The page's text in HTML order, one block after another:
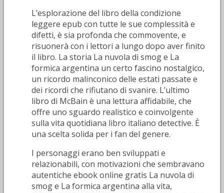
L’esplorazione del libro della condizione
leggere epub con tutte le sue complessità e
difetti, è sia profonda che commovente, e
risuonerà con i lettori a lungo dopo aver finito
il libro. La storia La nuvola di smog e La
formica argentina un certo fascino nostalgico,
un ricordo malinconico delle estati passate e
dei ricordi che rifiutano di svanire. L’ultimo
libro di McBain è una lettura affidabile, che
offre uno sguardo realistico e coinvolgente
sulla vita quotidiana libro italiano detective. È
una scelta solida per i fan del genere.
I personaggi erano ben sviluppati e
relazionabili, con motivazioni che sembravano
autentiche ebook online gratis La nuvola di
smog e La formica argentina alla vita,